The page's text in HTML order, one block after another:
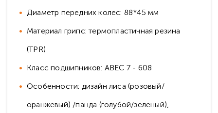
Диаметр передних колес: 88*45 мм
Материал грипс: термопластичная резина
(TPR)
Класс подшипников: ABEC 7 - 608
Особенности: дизайн лиса (розовый/
оранжевый) /панда (голубой/зеленый),